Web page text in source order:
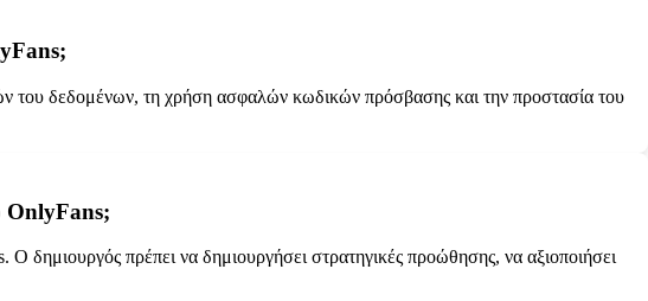
του δεδομένων, τη χρήση ασφαλών κωδικών πρόσβασης και την προστασία του
OnlyFans;
δημιουργός πρέπει να δημιουργήσει στρατηγικές προώθησης, να αξιοποιήσει